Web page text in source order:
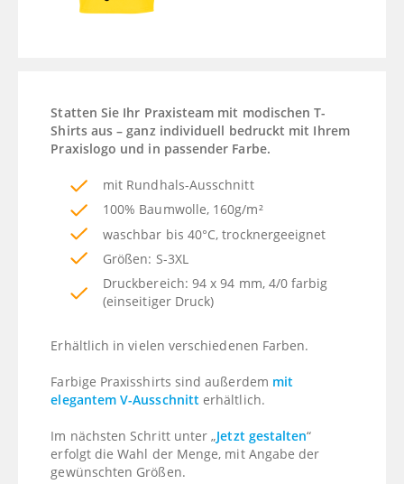
Statten Sie Ihr Praxisteam mit modischen T-
Shirts aus – ganz individuell bedruckt mit Ihrem
Praxislogo und in passender Farbe.
mit Rundhals-Ausschnitt
100% Baumwolle, 160g/m²
waschbar bis 40°C, trocknergeeignet
Größen: S-3XL
Druckbereich: 94 x 94 mm, 4/0 farbig
(einseitiger Druck)
Erhältlich in vielen verschiedenen Farben.
Farbige Praxisshirts sind außerdem mit
elegantem V-Ausschnitterhältlich.
Im nächsten Schritt unter „Jetzt gestalten“
erfolgt die Wahl der Menge, mit Angabe der
gewünschten Größen.